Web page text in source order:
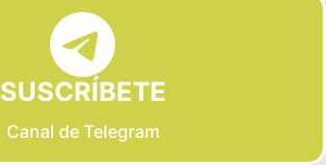
SUSCRÍBETE
Canal de Telegram